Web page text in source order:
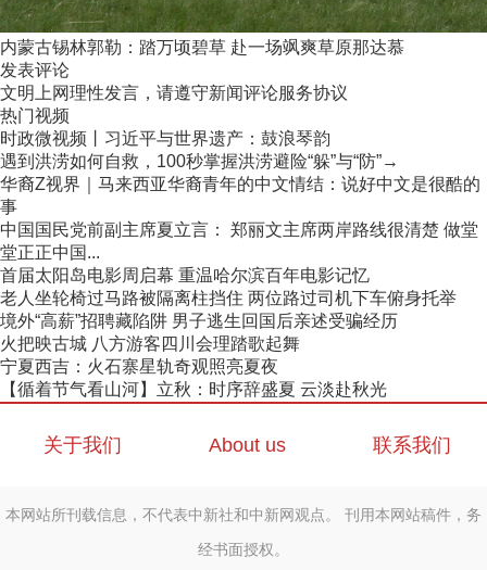
内蒙古锡林郭勒：踏万顷碧草 赴一场飒爽草原那达慕
发表评论
文明上网理性发言，请遵守新闻评论服务协议
热门视频
时政微视频丨习近平与世界遗产：鼓浪琴韵
遇到洪涝如何自救，100秒掌握洪涝避险“躲”与“防”→
华裔Z视界｜马来西亚华裔青年的中文情结：说好中文是很酷的
事
中国国民党前副主席夏立言： 郑丽文主席两岸路线很清楚 做堂
堂正正中国...
首届太阳岛电影周启幕 重温哈尔滨百年电影记忆
老人坐轮椅过马路被隔离柱挡住 两位路过司机下车俯身托举
境外“高薪”招聘藏陷阱 男子逃生回国后亲述受骗经历
火把映古城 八方游客四川会理踏歌起舞
宁夏西吉：火石寨星轨奇观照亮夏夜
【循着节气看山河】立秋：时序辞盛夏 云淡赴秋光
关于我们 About us 联系我们
本网站所刊载信息，不代表中新社和中新网观点。 刊用本网站稿件，务
经书面授权。